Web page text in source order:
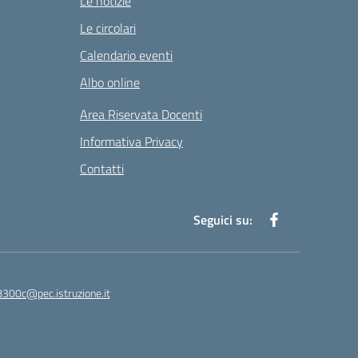
Le circolari
Calendario eventi
Albo online
Area Riservata Docenti
Informativa Privacy
Contatti
Seguici su: